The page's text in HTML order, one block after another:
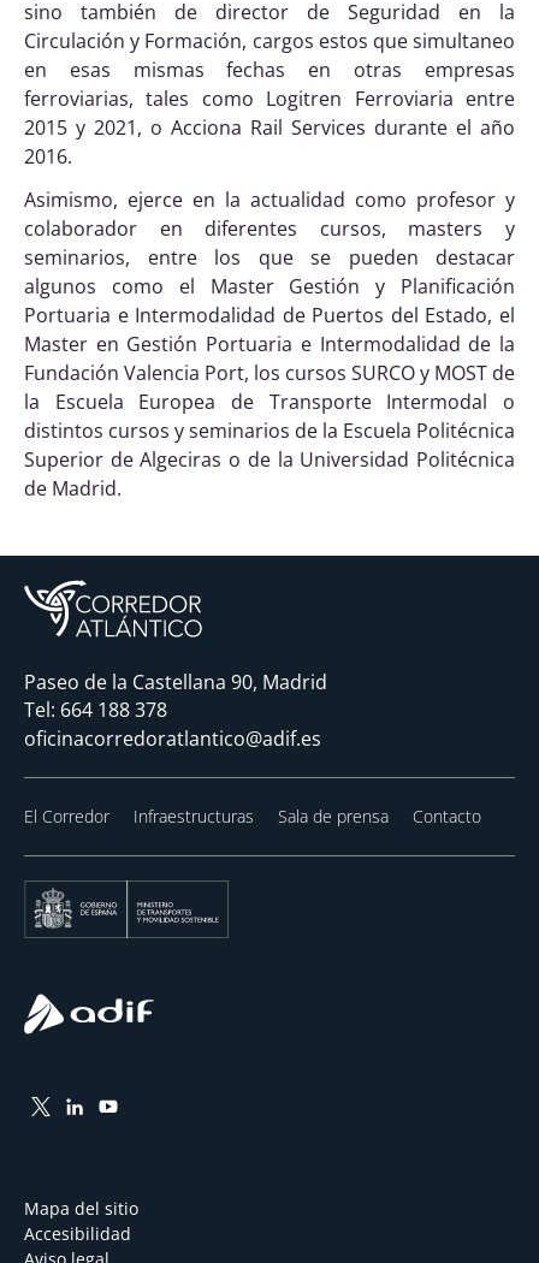
sino también de director de Seguridad en la
Circulación y Formación, cargos estos que simultaneo
en esas mismas fechas en otras empresas
ferroviarias, tales como Logitren Ferroviaria entre
2015 y 2021, o Acciona Rail Services durante el año
2016.
Asimismo, ejerce en la actualidad como profesor y
colaborador en diferentes cursos, masters y
seminarios, entre los que se pueden destacar
algunos como el Master Gestión y Planificación
Portuaria e Intermodalidad de Puertos del Estado, el
Master en Gestión Portuaria e Intermodalidad de la
Fundación Valencia Port, los cursos SURCO y MOST de
la Escuela Europea de Transporte Intermodal o
distintos cursos y seminarios de la Escuela Politécnica
Superior de Algeciras o de la Universidad Politécnica
de Madrid.
Paseo de la Castellana 90, Madrid
Tel: 664 188 378
oficinacorredoratlantico@adif.es
El Corredor Infraestructuras Sala de prensa Contacto
Mapa del sitio
Accesibilidad